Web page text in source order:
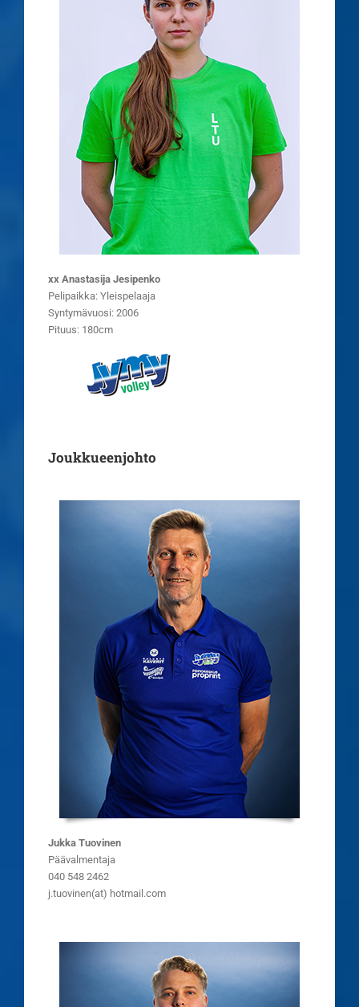
xx Anastasija Jesipenko
Pelipaikka: Yleispelaaja
Syntymävuosi: 2006
Pituus: 180cm
Joukkueenjohto
Jukka Tuovinen
Päävalmentaja
040 548 2462
j.tuovinen(at) hotmail.com